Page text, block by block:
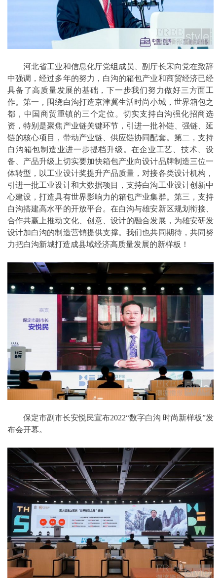
河北省工业和信息化厅党组成员、副厅长宋向党在致辞
中强调，经过多年的努力，白沟的箱包产业和商贸经济已经
具备了高质量发展的基础，下一步我们努力做好三方面工
作。第一，围绕白沟打造京津冀生活时尚小城，世界箱包之
都，中国商贸重镇的三个定位。切实支持白沟强化招商选
资，特别是聚焦产业链关键环节，引进一批补链、强链、延
链的核心项目，带动产业链、供应链协同配套。第二，支持
白沟箱包制造业进一步提档升级。在企业工艺、技术、设
备、产品升级上切实要加快箱包产业向设计品牌制造三位一
体转型，以工业设计奖提升产品质量，对接各类设计机构，
引进一批工业设计和大数据项目，支持白沟工业设计创新中
心建设，打造具有世界影响力的箱包产业集群。第三，支持
白沟搭建高水平的开放平台。在白沟与雄安新区规划衔接、
合作共赢上推动文化、创意、设计的融合发展，为雄安研发
设计加白沟的制造营销提供支撑。我们也共同期待，共同努
力把白沟新城打造成县域经济高质量发展的新样板！
保定市副市长安悦民宣布2022“数字白沟 时尚新样板”发
布会开幕。